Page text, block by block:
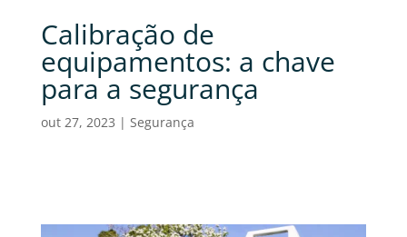
Calibração de
equipamentos: a chave
para a segurança
out 27, 2023 | Segurança